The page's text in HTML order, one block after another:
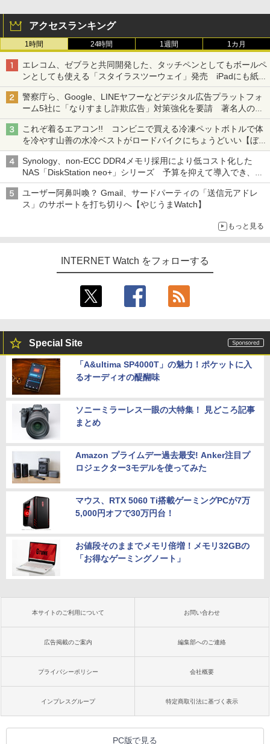
アクセスランキング
1時間 24時間 1週間 1カ月
エレコム、ゼブラと共同開発した、タッチペンとしてもボールペ
ンとしても使える「スタイラスツーウェイ」発売 iPadにも紙に
も、持ち替えずに書き込める
警察庁ら、Google、LINEヤフーなどデジタル広告プラットフォ
ーム5社に「なりすまし詐欺広告」対策強化を要請 著名人の写
真や映像を使った投資詐欺などへの対策として
これぞ着るエアコン!! コンビニで買える冷凍ペットボトルで体
を冷やす山善の水冷ベストがロードバイクにちょうどいい【ぼっ
ち・ざ・ろーど！その14】【空いた時間でなにしてる？】
Synology、non-ECC DDR4メモリ採用により低コスト化した
NAS「DiskStation neo+」シリーズ 予算を抑えて導入でき、
ECCメモリへのアップグレードも可能
ユーザー阿鼻叫喚？ Gmail、サードパーティの「送信元アドレ
ス」のサポートを打ち切りへ【やじうまWatch】
もっと見る
INTERNET Watch をフォローする
Special Site
「A&ultima SP4000T」の魅力！ポケットに入
るオーディオの醍醐味
ソニーミラーレス一眼の大特集！ 見どころ記事
まとめ
Amazon プライムデー過去最安! Anker注目プ
ロジェクター3モデルを使ってみた
マウス、RTX 5060 Ti搭載ゲーミングPCが7万
5,000円オフで30万円台！
お値段そのままでメモリ倍増！メモリ32GBの
「お得なゲーミングノート」
本サイトのご利用について お問い合わせ
広告掲載のご案内 編集部へのご連絡
プライバシーポリシー 会社概要
インプレスグループ 特定商取引法に基づく表示
PC版で見る